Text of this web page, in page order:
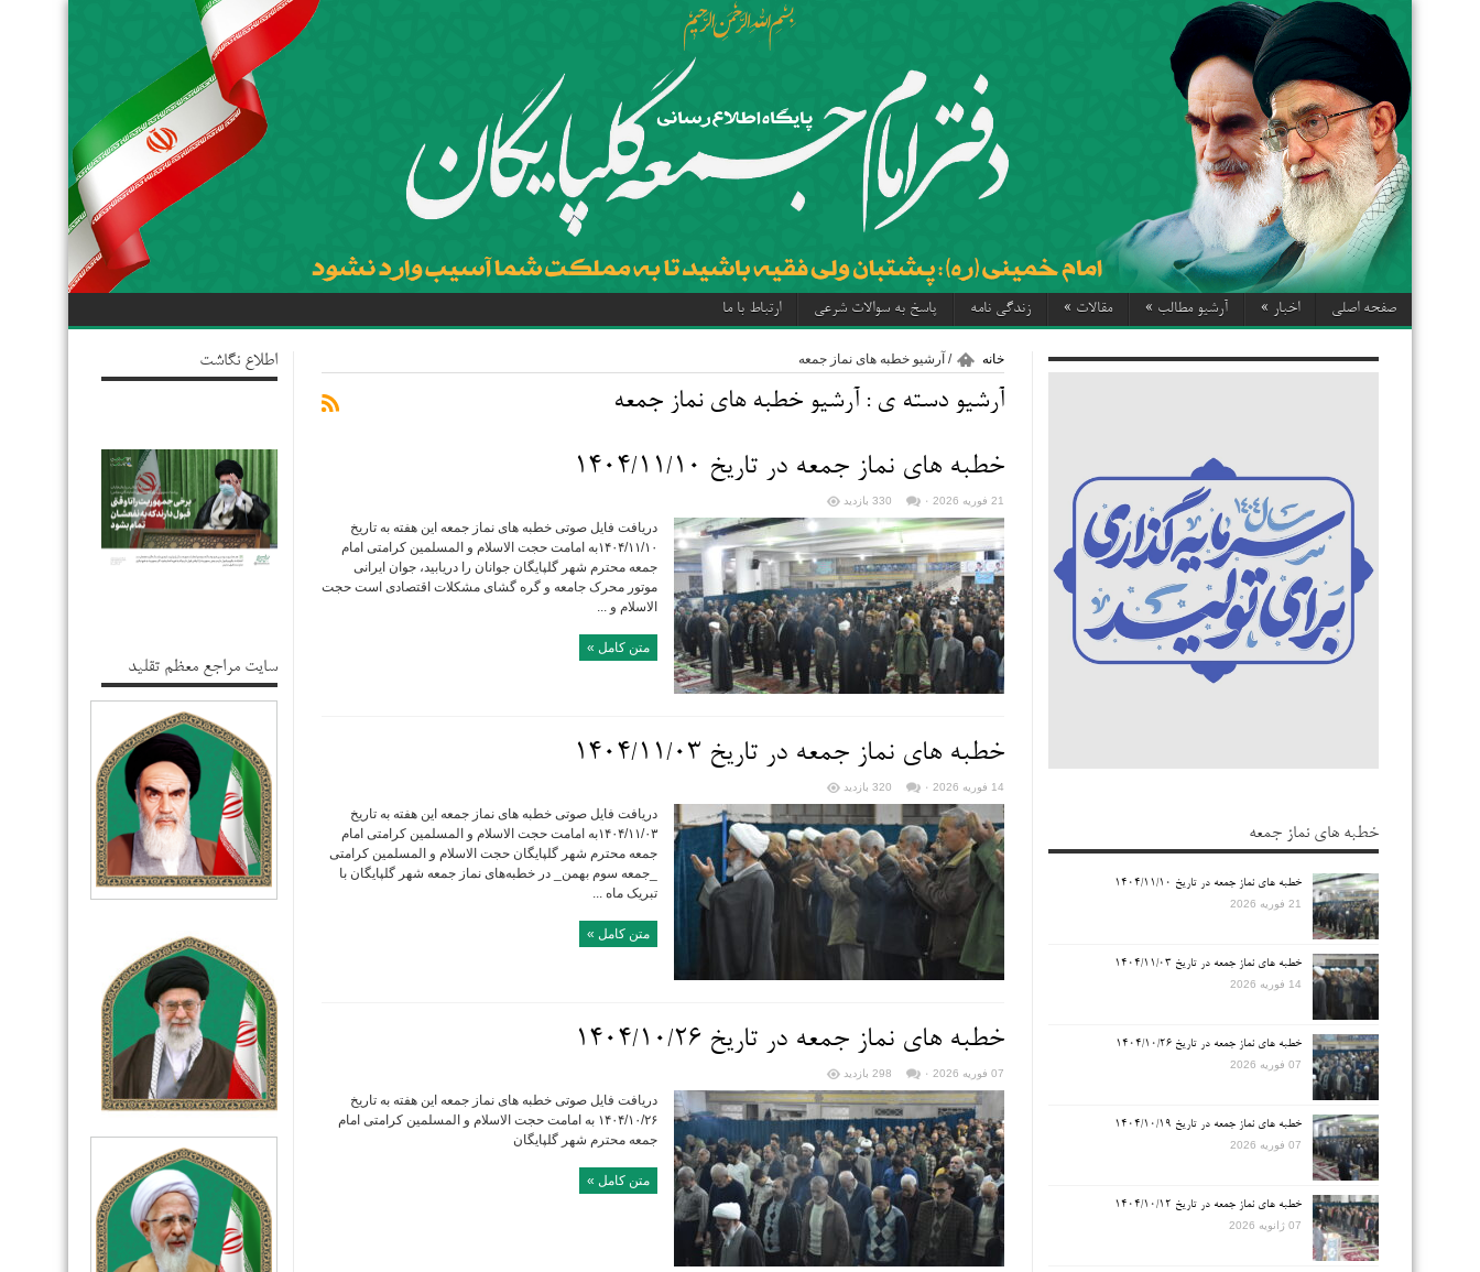
صفحه اصلی اخبار » آرشیو مطالب » مقالات » زندگی نامه پاسخ به سوالات شرعی ارتباط با ما
خانه / آرشیو خطبه های نماز جمعه
آرشیو دسته ی : آرشیو خطبه های نماز جمعه
خطبه های نماز جمعه در تاریخ ۱۴۰۴/۱۱/۱۰
21 فوریه 2026 ۰ 330 بازدید
دریافت فایل صوتی خطبه های نماز جمعه این هفته به تاریخ
۱۴۰۴/۱۱/۱۰به امامت حجت الاسلام و المسلمین کرامتی امام
جمعه محترم شهر گلپایگان جوانان را دریابید، جوان ایرانی
موتور محرک جامعه و گره گشای مشکلات اقتصادی است حجت
الاسلام و ...
متن کامل »
خطبه های نماز جمعه در تاریخ ۱۴۰۴/۱۱/۰۳
14 فوریه 2026 ۰ 320 بازدید
دریافت فایل صوتی خطبه های نماز جمعه این هفته به تاریخ
۱۴۰۴/۱۱/۰۳به امامت حجت الاسلام و المسلمین کرامتی امام
جمعه محترم شهر گلپایگان حجت الاسلام و المسلمین کرامتی
_جمعه سوم بهمن_ در خطبه‌های نماز جمعه شهر گلپایگان با
تبریک ماه ...
متن کامل »
خطبه های نماز جمعه در تاریخ ۱۴۰۴/۱۰/۲۶
07 فوریه 2026 ۰ 298 بازدید
دریافت فایل صوتی خطبه های نماز جمعه این هفته به تاریخ
۱۴۰۴/۱۰/۲۶ به امامت حجت الاسلام و المسلمین کرامتی امام
جمعه محترم شهر گلپایگان
متن کامل »
اطلاع نگاشت
سایت مراجع معظم تقلید
خطبه های نماز جمعه
خطبه های نماز جمعه در تاریخ ۱۴۰۴/۱۱/۱۰
21 فوریه 2026
خطبه های نماز جمعه در تاریخ ۱۴۰۴/۱۱/۰۳
14 فوریه 2026
خطبه های نماز جمعه در تاریخ ۱۴۰۴/۱۰/۲۶
07 فوریه 2026
خطبه های نماز جمعه در تاریخ ۱۴۰۴/۱۰/۱۹
07 فوریه 2026
خطبه های نماز جمعه در تاریخ ۱۴۰۴/۱۰/۱۲
07 ژانویه 2026